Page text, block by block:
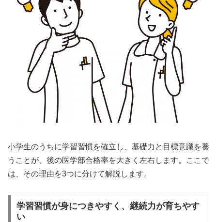
小学生のうちに学習習慣を確立し、基礎力と目標意識を養
うことが、後の医学部合格率を大きく左右します。ここで
は、その理由を3つに分けて解説します。
学習習慣が身につきやすく、継続力が育ちやす
い